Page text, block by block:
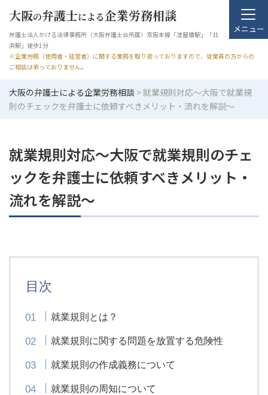
大阪の弁護士による企業労務相談
弁護士法人かける法律事務所（大阪弁護士会所属）京阪本線「淀屋橋駅」「北
浜駅」徒歩1分
※企業労務（使用者・経営者）に関する業務を取り扱っておりますので、従業員の方からの
ご相談は承っておりません。
メニュー
大阪の弁護士による企業労務相談 >就業規則対応～大阪で就業規
則のチェックを弁護士に依頼すべきメリット・流れを解説～
就業規則対応～大阪で就業規則のチェ
ックを弁護士に依頼すべきメリット・
流れを解説～
目次
就業規則とは？
就業規則に関する問題を放置する危険性
就業規則の作成義務について
就業規則の周知について